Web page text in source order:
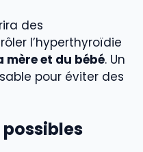
des
l’hyperthyroïdie
mère et du bébé. Un
pour éviter des
possibles